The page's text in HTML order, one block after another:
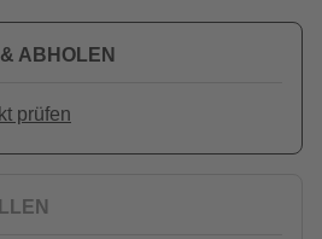
ABHOLEN
prüfen